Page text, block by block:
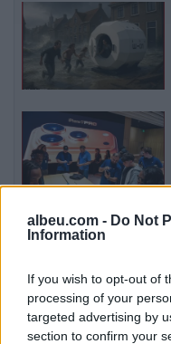
albeu.com - Do Not
Information
If you wish to opt-out of
processing of your
targeted advertising by
section to confirm your